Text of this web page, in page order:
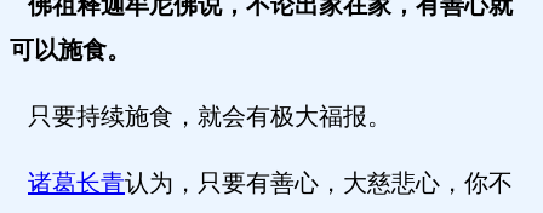
可以施食。
只要持续施食，就会有极大福报。
诸葛长青认为，只要有善心，大慈悲心，你不